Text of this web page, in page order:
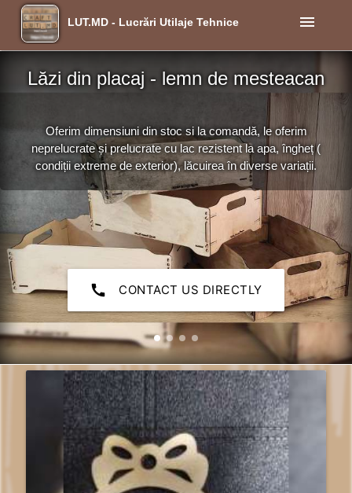
LUT.MD - Lucrări Utilaje Tehnice menu
call CONTACT US DIRECTLY
Lăzi din placaj - lemn de mesteacan
Oferim dimensiuni din stoc si la comandă, le oferim
neprelucrate și prelucrate cu lac rezistent la apa, îngheț (
condiții extreme de exterior), lăcuirea în diverse variații.